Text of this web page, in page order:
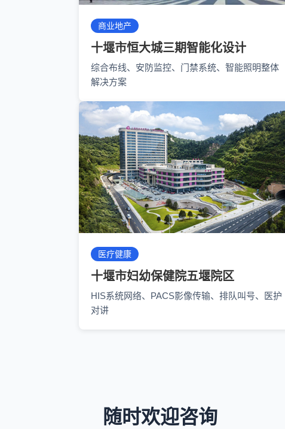
商业地产
十堰市恒大城三期智能化设计
综合布线、安防监控、门禁系统、智能照明整体
解决方案
医疗健康
十堰市妇幼保健院五堰院区
HIS系统网络、PACS影像传输、排队叫号、医护
对讲
随时欢迎咨询